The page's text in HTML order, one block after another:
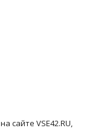
сайте VSE42.RU,